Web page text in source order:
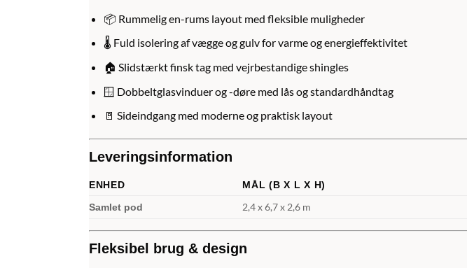
📦 Rummelig en-rums layout med fleksible muligheder
🌡️ Fuld isolering af vægge og gulv for varme og energieffektivitet
🏠 Slidstærkt finsk tag med vejrbestandige shingles
🪟 Dobbeltglasvinduer og -døre med lås og standardhåndtag
🚪 Sideindgang med moderne og praktisk layout
Leveringsinformation
ENHED MÅL (B X L X H)
Samlet pod
2,4 x 6,7 x 2,6 m
Fleksibel brug & design